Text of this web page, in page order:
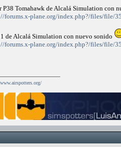
P38 Tomahawk de Alcalá Simulation con
forums.x-plane.org/index.php?/files/file/
de Alcalá Simulation con nuevo sonido
forums.x-plane.org/index.php?/files/file/